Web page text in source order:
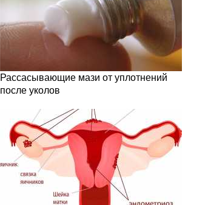
Рассасывающие мази от уплотнений
после уколов